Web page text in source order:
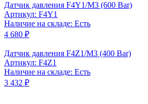
Датчик давления F4Y1/M3 (600 Bar)
Артикул: F4Y1
Наличие на складе: Есть
4 680 ₽
Датчик давления F4Z1/M3 (400 Bar)
Артикул: F4Z1
Наличие на складе: Есть
3 432 ₽